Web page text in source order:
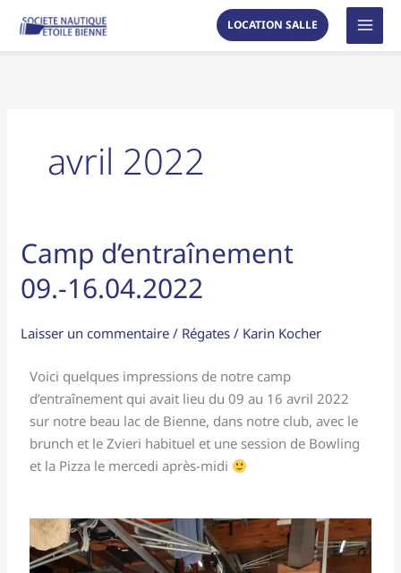
LOCATION SALLE
avril 2022
Camp d’entraînement
09.-16.04.2022
Laisser un commentaire / Régates / Karin Kocher
Voici quelques impressions de notre camp
d’entraînement qui avait lieu du 09 au 16 avril 2022
sur notre beau lac de Bienne, dans notre club, avec le
brunch et le Zvieri habituel et une session de Bowling
et la Pizza le mercedi après-midi
Camp
d’entraînement
09.-16.04.2022